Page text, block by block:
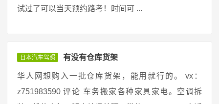
试过了可以当天预约路考！时间可 ...
日本汽车驾照 有没有仓库货架
华人网想购入一批仓库货架，能用就行的。 vx：
z751983590 评论 车务搬家各种家具家电。空调拆